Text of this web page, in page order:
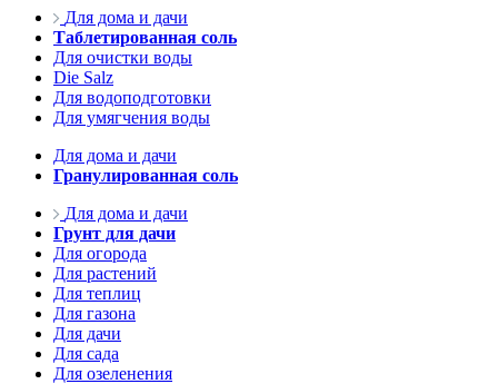
Для дома и дачи
Таблетированная соль
Для очистки воды
Die Salz
Для водоподготовки
Для умягчения воды
Для дома и дачи
Гранулированная соль
Для дома и дачи
Грунт для дачи
Для огорода
Для растений
Для теплиц
Для газона
Для дачи
Для сада
Для озеленения